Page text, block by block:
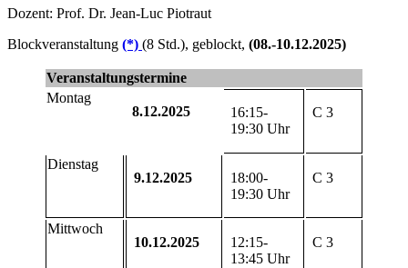
Dozent: Prof. Dr. Jean-Luc Piotraut
Blockveranstaltung (*) (8 Std.), geblockt, (08.-10.12.2025)
Veranstaltungstermine
Montag
8.12.2025
16:15-
19:30 Uhr
C 3
Dienstag
9.12.2025
18:00-
19:30 Uhr
C 3
Mittwoch
10.12.2025
12:15-
13:45 Uhr
C 3